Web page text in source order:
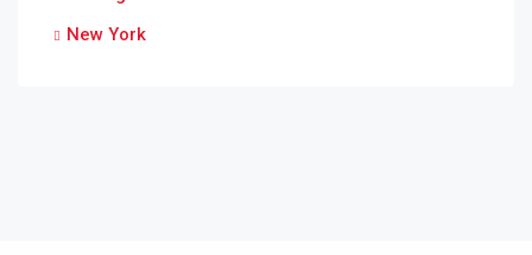
New York